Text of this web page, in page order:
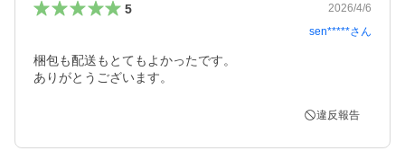
5
2026/4/6
sen*****さん
梱包も配送もとてもよかったです。
ありがとうございます。
違反報告